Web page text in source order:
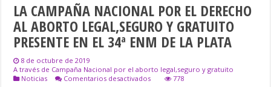
LA CAMPAÑA NACIONAL POR EL DERECHO
AL ABORTO LEGAL,SEGURO Y GRATUITO
PRESENTE EN EL 34ª ENM DE LA PLATA
8 de octubre de 2019
A través de Campaña Nacional por el aborto legal,seguro y gratuito
Noticias
Comentarios desactivadosen
778